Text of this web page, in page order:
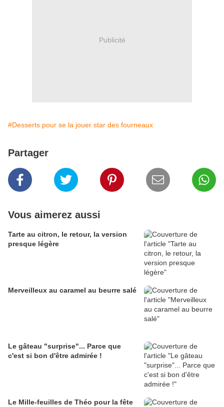
Publicité
#Desserts pour se la jouer star des fourneaux
Partager
Vous aimerez aussi
Tarte au citron, le retour, la version
presque légère
Merveilleux au caramel au beurre salé
Le gâteau "surprise"... Parce que
c'est si bon d'être admirée !
Le Mille-feuilles de Théo pour la fête